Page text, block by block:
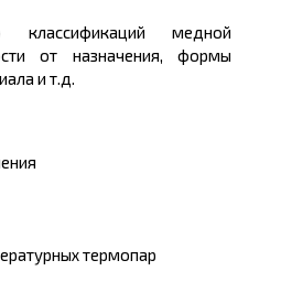
классификаций медной
от назначения, формы
и т.д.
термопар